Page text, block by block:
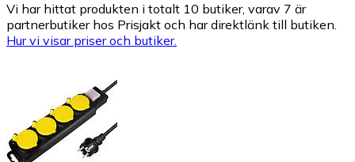
Vi har hittat produkten i totalt 10 butiker, varav 7 är
partnerbutiker hos Prisjakt och har direktlänk till butiken.
Hur vi visar priser och butiker.